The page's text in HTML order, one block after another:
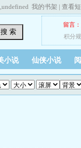
undefined 我的书架 | 查看
搜 索
留言：
积分
小说 仙侠小说